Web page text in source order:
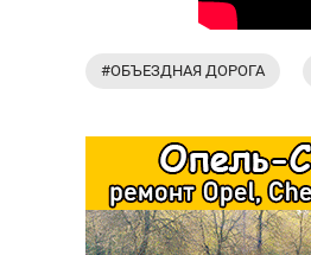
#ОБЪЕЗДНАЯ ДОРОГА